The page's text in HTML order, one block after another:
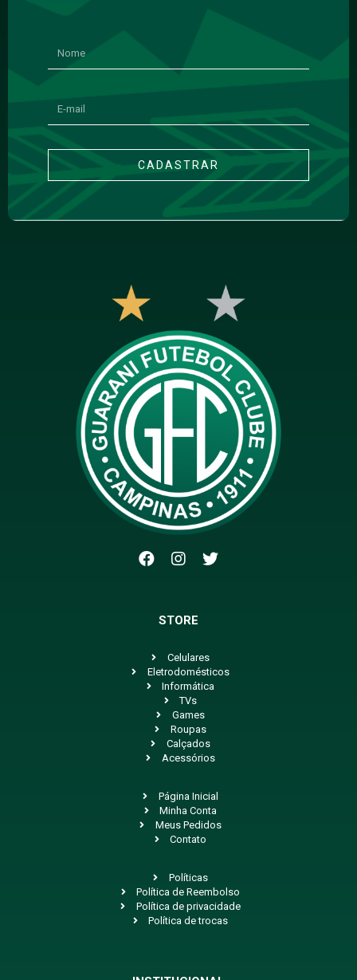
CADASTRAR
STORE
Celulares
Eletrodomésticos
Informática
TVs
Games
Roupas
Calçados
Acessórios
Página Inicial
Minha Conta
Meus Pedidos
Contato
Políticas
Política de Reembolso
Política de privacidade
Política de trocas